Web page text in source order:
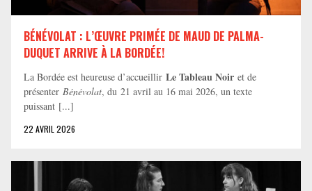
BÉNÉVOLAT : L’ŒUVRE PRIMÉE DE MAUD DE PALMA-
DUQUET ARRIVE À LA BORDÉE!
La Bordée est heureuse d’accueillir Le Tableau Noir et de
présenter Bénévolat, du 21 avril au 16 mai 2026, un texte
puissant [...]
22 AVRIL 2026